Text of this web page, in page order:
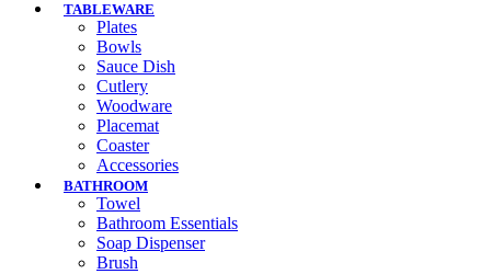
TABLEWARE
Plates
Bowls
Sauce Dish
Cutlery
Woodware
Placemat
Coaster
Accessories
BATHROOM
Towel
Bathroom Essentials
Soap Dispenser
Brush